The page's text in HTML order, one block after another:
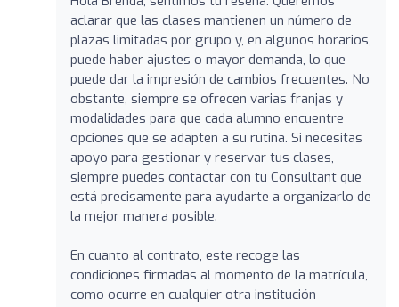
aclarar que las clases mantienen un número de
plazas limitadas por grupo y, en algunos horarios,
puede haber ajustes o mayor demanda, lo que
puede dar la impresión de cambios frecuentes. No
obstante, siempre se ofrecen varias franjas y
modalidades para que cada alumno encuentre
opciones que se adapten a su rutina. Si necesitas
apoyo para gestionar y reservar tus clases,
siempre puedes contactar con tu Consultant que
está precisamente para ayudarte a organizarlo de
la mejor manera posible.
En cuanto al contrato, este recoge las
condiciones firmadas al momento de la matrícula,
como ocurre en cualquier otra institución